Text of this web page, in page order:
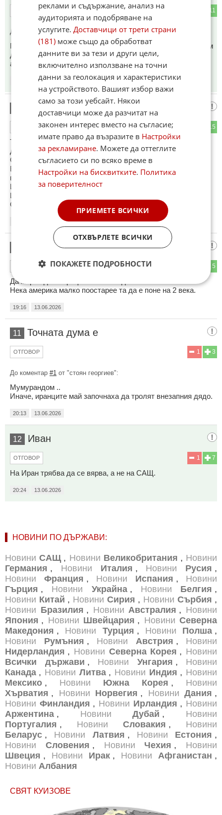
11
ОТГОВОР
До коментар#3от "00014":
Повечето вестници и сайтове са такива медии.Аз им викам
драскачи на измислици.Да не говорим за цензурата и
автоцензурата.Жалка работа.
13.06.2026
Дилема
15
ОТГОВОР
Тръмп се чуди как да подпише някакъв мирен договор, за
да се измъкне с някакво достойнство от блатото , в което
САМ се набута!
В противен случай ще трябва да бомбардира Иран и
войната става безкрайна, целият свят ще намрази САЩ!
ИРАН знаят това и направо се гаврят с Тръмп!
Иран няма да отстъпи нито след 60, нито след 600 дни.
САЩ преживяват най срамния период в своята история
Мекотело
5
ОТГОВОР
Да мирен договор ще има но след 4 юли.
Нека америка малко поостарее та да е поне на 2 века.
19:16 13.06.2026
11 Точната дума е
3
1
ОТГОВОР
До коментар #1 от "стоян георгиев":
Мумурандом ..
Иначе, иранците май започнаха да тролят внезапния дядо.
20:13 13.06.2026
12 Иван
7
1
ОТГОВОР
На Иран трябва да се вярва, а не на САЩ.
20:24 13.06.2026
НОВИНИ ПО ДЪРЖАВИ:
Новини САЩ , Новини Великобритания , Новини
Германия , Новини Италия , Новини Русия ,
Новини
Франция , Новини Испания , Новини
Гърция , Новини Украйна , Новини Белгия ,
Новини Китай , Новини Сирия , Новини Сърбия ,
Новини Бразилия , Новини Австралия , Новини
Япония , Новини Швейцария , Новини Северна
Македония , Новини Турция , Новини Полша ,
Новини
Румъния , Новини Австрия , Новини
Нидерландия , Новини Северна Корея , Новини
Всички държави , Новини Унгария , Новини
Канада , Новини Литва , Новини Индия , Новини
Мексико , Новини Южна Корея , Новини
Хърватия , Новини Норвегия , Новини Дания ,
Новини Финландия , Новини Ирландия , Новини
Аржентина , Новини Дубай , Новини
Португалия , Новини Словакия , Новини
Беларус , Новини Латвия , Новини Естония ,
Новини
Словения , Новини Чехия , Новини
Швеция , Новини Ирак , Новини Афганистан ,
Новини Албания
СВЯТ КУИЗОВЕ
реклами и съдържание, анализ на
аудиторията и подобряване на
услугите.Доставчици от трети страни
(181) може също да обработват
данните ви за тези и други цели,
включително използване на точни
данни за геолокация и характеристики
на устройството. Вашият избор важи
само за този уебсайт. Някои
доставчици може да разчитат на
законен интерес вместо на съгласие;
имате право да възразите в Настройки
за рекламиране. Можете да оттеглите
съгласието си по всяко време в
Настройки на бисквитките. Политика
за поверителност
ПРИЕМЕТЕ ВСИЧКИ
ОТХВЪРЛЕТЕ ВСИЧКИ
ПОКАЖЕТЕ ПОДРОБНОСТИ